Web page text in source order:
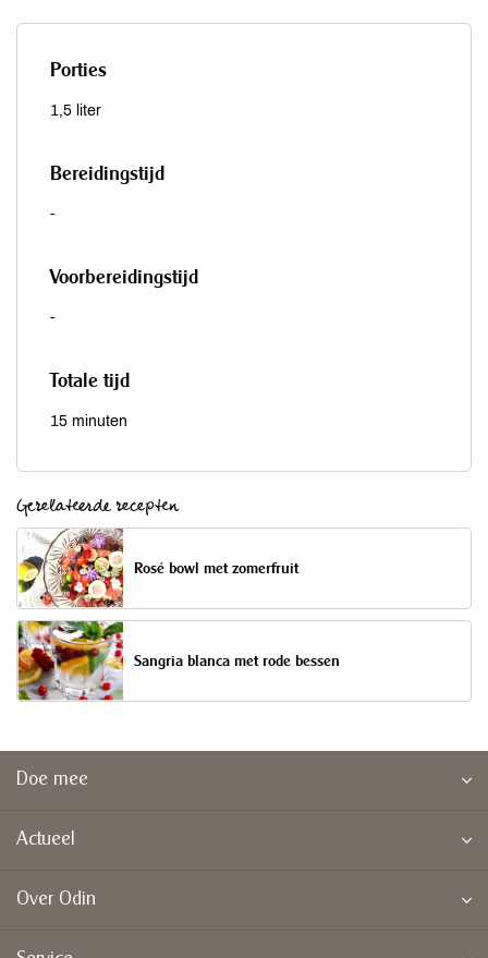
Porties
1,5 liter
Bereidingstijd
-
Voorbereidingstijd
-
Totale tijd
15 minuten
Gerelateerde recepten
Rosé bowl met zomerfruit
Sangria blanca met rode bessen
Doe mee
Actueel
Over Odin